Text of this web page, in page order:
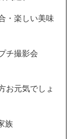
・楽しい美味
チ撮影会
お元気でしょ
族